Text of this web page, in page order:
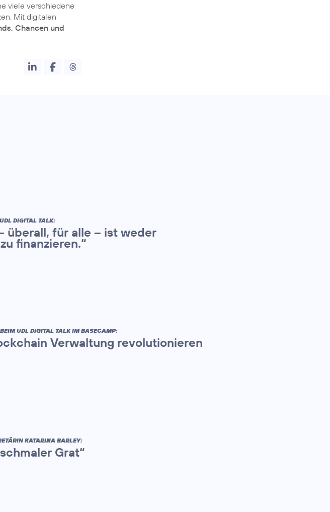
viele verschiedene
Mit digitalen
Chancen und
DIGITAL TALK:
überall, für alle – ist weder
finanzieren.“
UDL DIGITAL TALK IM BASECAMP:
Verwaltung revolutionieren
KATARINA BARLEY:
Grat“